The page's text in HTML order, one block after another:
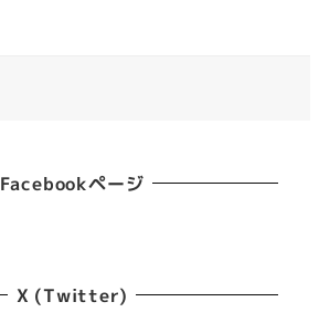
Facebookページ
X (Twitter)